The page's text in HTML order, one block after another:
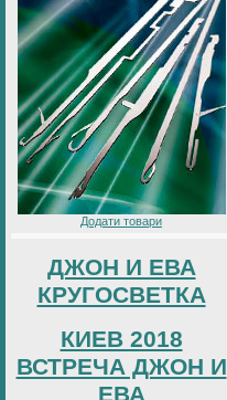
Додати товари
ДЖОН И ЕВА
КРУГОСВЕТКА
КИЕВ 2018
ВСТРЕЧА ДЖОН И
ЕВА